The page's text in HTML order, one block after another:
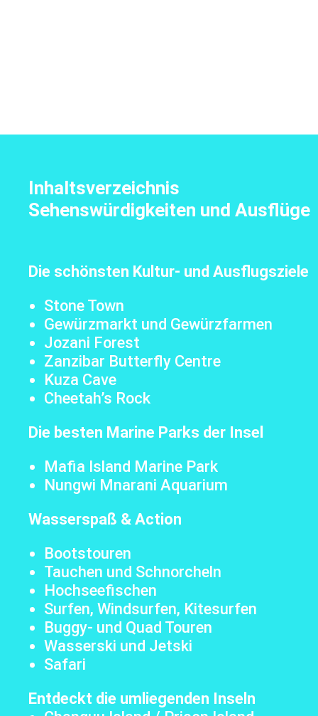
Inhaltsverzeichnis
Sehenswürdigkeiten und Ausflüge
Die schönsten Kultur- und Ausflugsziele
Stone Town
Gewürzmarkt und Gewürzfarmen
Jozani Forest
Zanzibar Butterfly Centre
Kuza Cave
Cheetah’s Rock
Die besten Marine Parks der Insel
Mafia Island Marine Park
Nungwi Mnarani Aquarium
Wasserspaß & Action
Bootstouren
Tauchen und Schnorcheln
Hochseefischen
Surfen, Windsurfen, Kitesurfen
Buggy- und Quad Touren
Wasserski und Jetski
Safari
Entdeckt die umliegenden Inseln